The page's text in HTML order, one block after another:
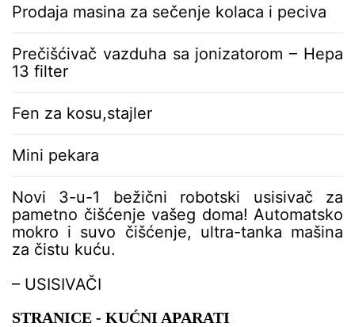
:Prodaja masina za sečenje kolaca i peciva
Prečišćivač vazduha sa jonizatorom – Hepa
13 filter
Fen za kosu,stajler
Mini pekara
Novi 3-u-1 bežični robotski usisivač za
pametno čišćenje vašeg doma! Automatsko
mokro i suvo čišćenje, ultra-tanka mašina
za čistu kuću.
– USISIVAČI
STRANICE - KUĆNI APARATI